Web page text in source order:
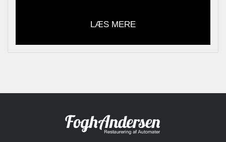
LÆS MERE